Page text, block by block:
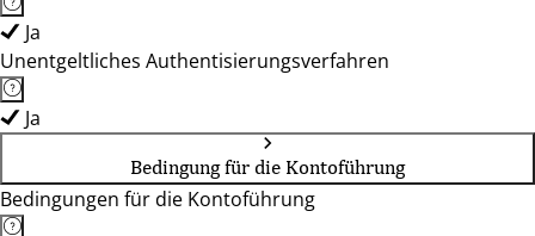
Ja
Unentgeltliches Authentisierungsverfahren
Ja
Bedingung für die Kontoführung
Bedingungen für die Kontoführung